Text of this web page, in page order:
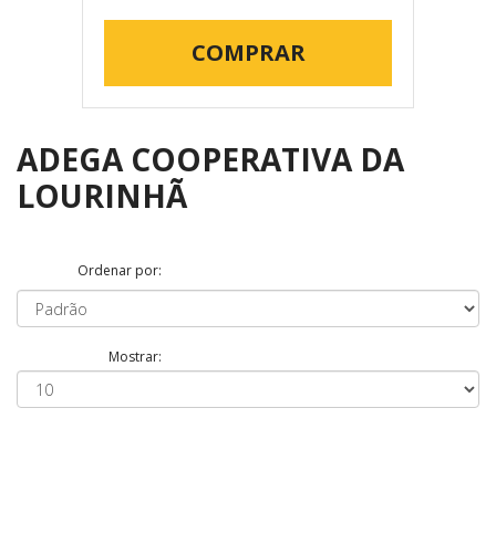
COMPRAR
ADEGA COOPERATIVA DA
LOURINHÃ
Ordenar por:
Mostrar: